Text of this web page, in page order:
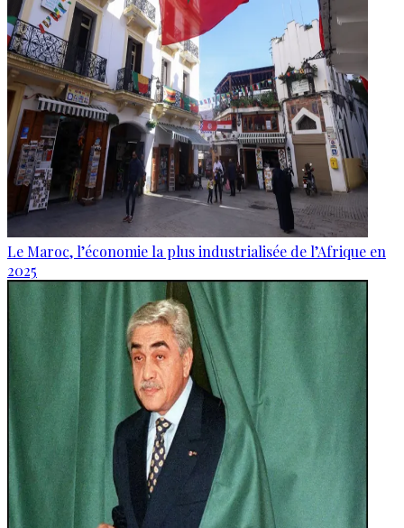
Le Maroc, l’économie la plus industrialisée de l’Afrique en
2025